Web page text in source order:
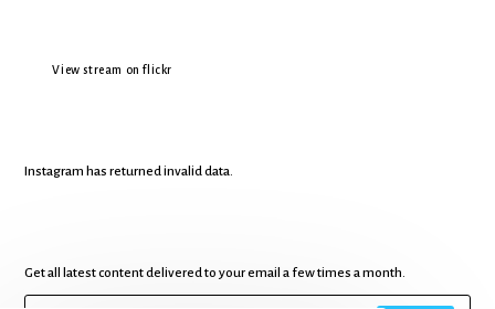
View stream on flickr
Instagram has returned invalid data.
Get all latest content delivered to your email a few times a month.